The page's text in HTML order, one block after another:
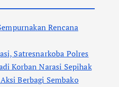
Rencana
Satresnarkoba Polres
Korban Narasi Sepihak
Berbagi Sembako